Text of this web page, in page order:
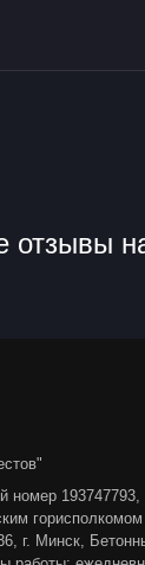
отзывы
номер
горисполкомом
г. Минск,